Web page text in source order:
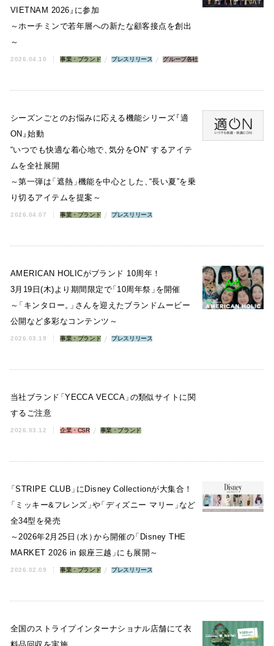
VIETNAM 2026』に参加
～ホーチミンで若年層への新たな顧客接点を創出
～
2026.04.10 事業・ブランド プレスリリース グループ各社
シーズンごとのお悩みに応える機能シリーズ『適
ON 』始動
“いつでも快適な着心地で、気分をON” するアイテ
ムを全社展開
～第一弾は「 遮熱 」機能を中心とした 、“長い夏”を乗
り切るアイテムを提案～
2026.04.07 事業・ブランド プレスリリース
AMERICAN HOLICがブランド 10周年！
3月19日(木)より期間限定で「 10周年祭 」を開催
～「 キンタロー。」さんを迎えたブランドムービー
公開など多彩なコンテンツ～
2026.03.19 事業・ブランド プレスリリース
当社ブランド「YECCA VECCA 」の類似サイトに関
するご注意
2026.03.12 企業・CSR 事業・ブランド
「STRIPE CLUB 」にDisney Collectionが大集合！
「 ミッキー&フレンズ 」や「 ディズニー マリー 」など
全34型を発売
～2026年2月25日（水 ）から開催の「 Disney THE
MARKET 2026 in 銀座三越 」にも展開～
2026.02.09 事業・ブランド プレスリリース
全国のストライプインターナショナル店舗にて衣